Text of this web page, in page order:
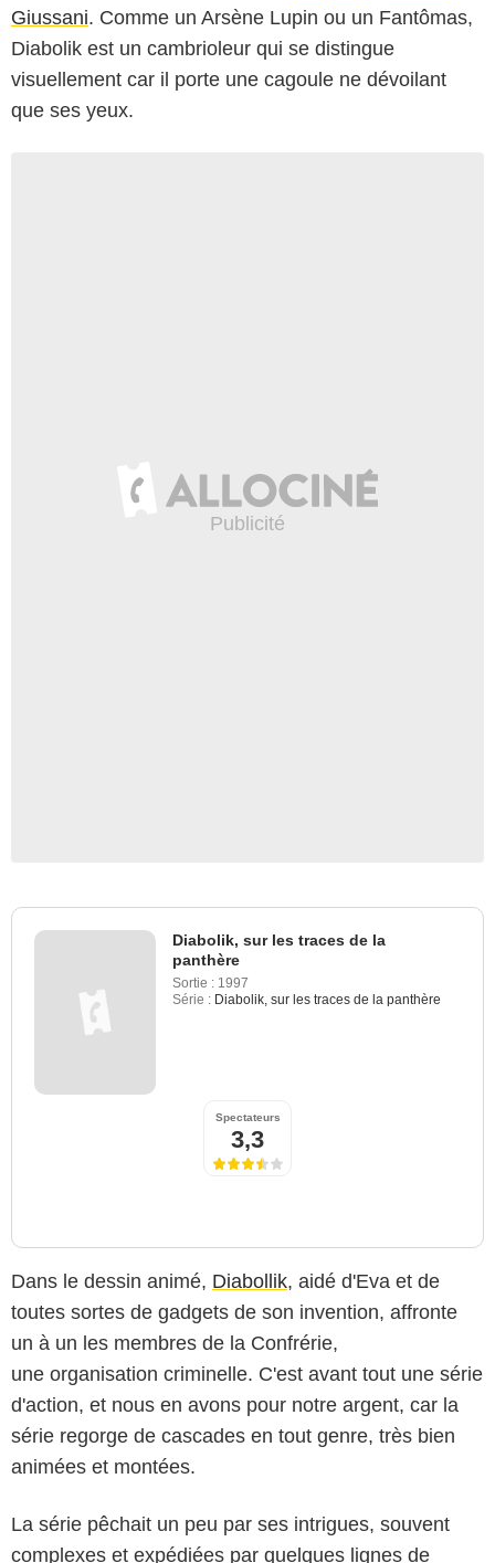
Giussani. Comme un Arsène Lupin ou un Fantômas,
Diabolik est un cambrioleur qui se distingue
visuellement car il porte une cagoule ne dévoilant
que ses yeux.
Diabolik, sur les traces de la
panthère
Sortie : 1997
Série : Diabolik, sur les traces de la panthère
Spectateurs
3,3
Dans le dessin animé, Diabollik, aidé d'Eva et de
toutes sortes de gadgets de son invention, affronte
un à un les membres de la Confrérie,
une organisation criminelle. C'est avant tout une série
d'action, et nous en avons pour notre argent, car la
série regorge de cascades en tout genre, très bien
animées et montées.
La série pêchait un peu par ses intrigues, souvent
complexes et expédiées par quelques lignes de